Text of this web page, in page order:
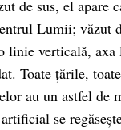
de sus, el apare
Lumii; văzut
linie verticală,
Toate țările,
au un astfel de
se